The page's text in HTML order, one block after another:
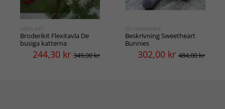
ABRIS ART
Broderikit Flexitavla De
busiga katterna
244,30 kr 349,00 kr
GO HANDMADE
Beskrivning Sweetheart
Bunnies
302,00 kr 484,00 kr